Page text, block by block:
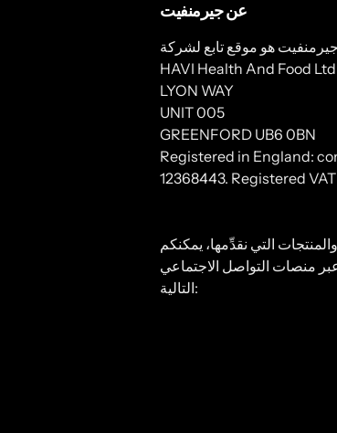
عن جيرمنفيت
جيرمنفيت هو موقع تابع لشركة
HAVI Health And Food
LYON WAY
UNIT 005
GREENFORD UB6 0BN
Registered in England:
12368443. Registered
التي نقدِّمها، يمكنكم
عبر منصات التواصل الاجتماعي
التالية: